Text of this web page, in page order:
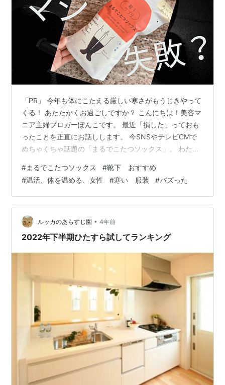
「PR」 今年も体にこたえる厳しい寒さがもうじきやって
くる！ あたたかくお過ごしですか？ こんにちは！美容マ
ニア主婦ブロガーぽんこです。 最近「損した」っておも
ったことを正直にお話しします。 今SNSやテレビCMで
めちゃくちゃ話題の「まるでこたつソックス」。 わたし
は買ってから「正直損したな…」っておもったの。 でも
せっかく買ったしブロガーだからレポしたいじゃない？
というわけで今回「まるでこたつソックス」を正直に本
音で暴露する🥶 世の中で超話題ですっごい評判がよくて
バズったからといって、自分に合うかどうかわからない
じゃない？気になる人は最後…
#まるでこたつソックス #靴下 おすすめ
#温活、体を温める、女性 #寒い 服装 #バズった
ルッカのあらすじ園 • 4年前
2022年下半期ひたすら試してランキング